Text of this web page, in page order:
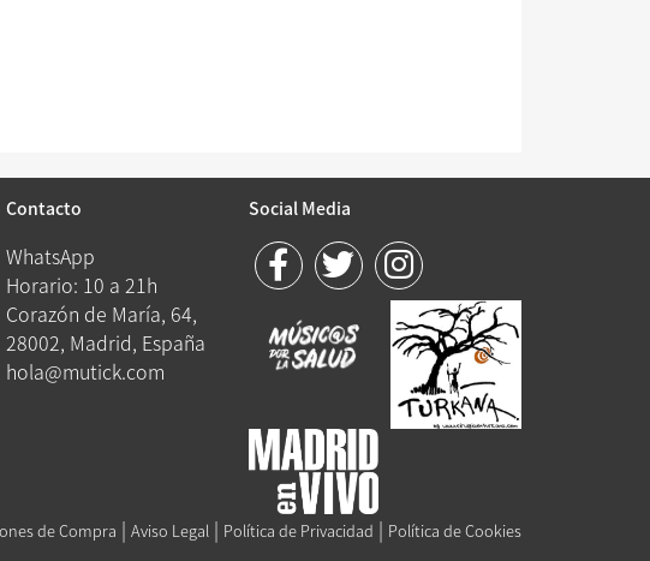
Contacto
WhatsApp
Horario: 10 a 21h
Corazón de María, 64,
28002, Madrid, España
hola@mutick.com
Social Media
de Compra | Aviso Legal | Política de Privacidad | Política de Cookies